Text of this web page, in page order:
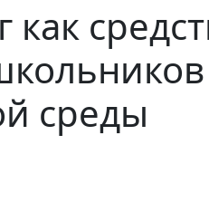
среды